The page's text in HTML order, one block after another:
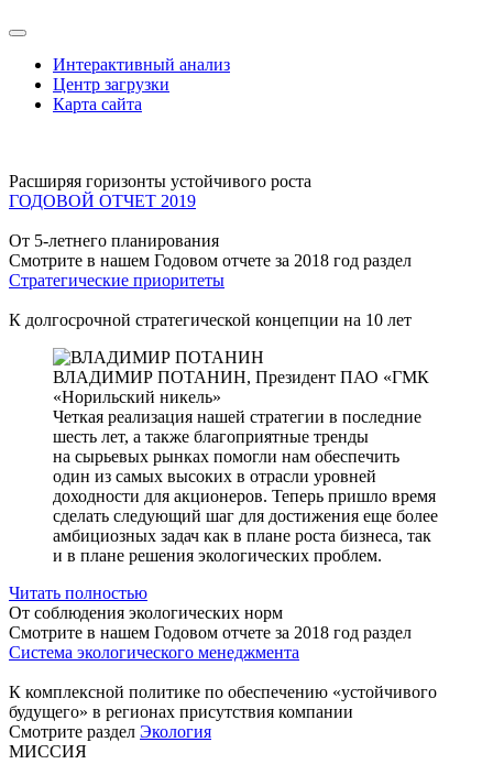
Интерактивный анализ
Центр загрузки
Карта сайта
Расширяя горизонты устойчивого роста
ГОДОВОЙ ОТЧЕТ 2019
От 5-летнего планирования
Смотрите в нашем Годовом отчете за 2018 год раздел
Стратегические приоритеты
К долгосрочной стратегической концепции на 10 лет
ВЛАДИМИР ПОТАНИН, Президент ПАО «ГМК
«Норильский никель»
Четкая реализация нашей стратегии в последние
шесть лет, а также благоприятные тренды
на сырьевых рынках помогли нам обеспечить
один из самых высоких в отрасли уровней
доходности для акционеров. Теперь пришло время
сделать следующий шаг для достижения еще более
амбициозных задач как в плане роста бизнеса, так
и в плане решения экологических проблем.
Читать полностью
От соблюдения экологических норм
Смотрите в нашем Годовом отчете за 2018 год раздел
Система экологического менеджмента
К комплексной политике по обеспечению «устойчивого
будущего» в регионах присутствия компании
Смотрите раздел Экология
МИССИЯ